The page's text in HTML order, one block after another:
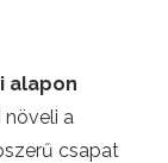
alapon
növeli a
csapat